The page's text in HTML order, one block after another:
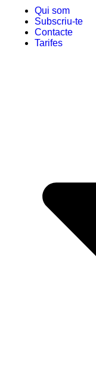
Qui som
Subscriu-te
Contacte
Tarifes